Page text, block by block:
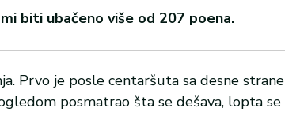
biti ubačeno više od 207 poena.
Prvo je posle centaršuta sa desne strane
posmatrao šta se dešava, lopta se